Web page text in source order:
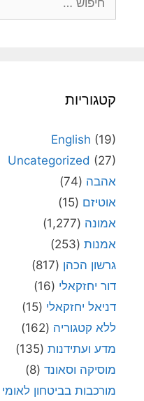
קטגוריות
English (19)
Uncategorized (27)
אהבה (74)
אוטיזם (15)
אמונה (1,277)
אמנות (253)
גרשון הכהן (817)
דור יחזקאלי (16)
דניאל יחזקאלי (15)
ללא קטגוריה (162)
מדע ועתידנות (135)
מוסיקה וסאונד (8)
מורכבות בביטחון לאומי